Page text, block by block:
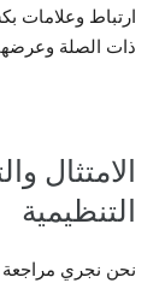
ارتباط وعلامات
ذات الصلة
الامتثال
التنظيمية
نحن نجري مراجعة